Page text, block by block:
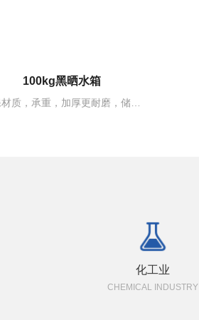
10kg卡亚壶
无毒无味，摔不烂，耐使用，耐酸碱，耐腐蚀，可生活储水，环保酵素，养鱼困水，化工用桶等。
化工业
CHEMICAL INDUSTRY